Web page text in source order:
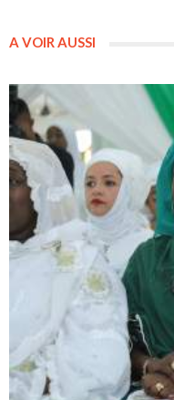
A VOIR AUSSI